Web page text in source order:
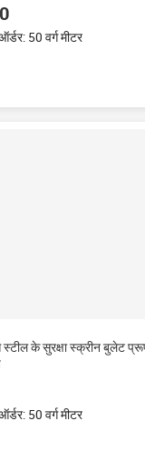
50 वर्ग मीटर
के सुरक्षा स्क्रीन बुलेट
50 वर्ग मीटर